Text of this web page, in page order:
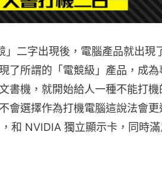
二字出現後，電腦產品就出現
了所謂的「電競級」產品，成為
書機，就開始給人一種不能打機
會選擇作為打機電腦這說法會更
和 NVIDIA 獨立顯示卡，同時